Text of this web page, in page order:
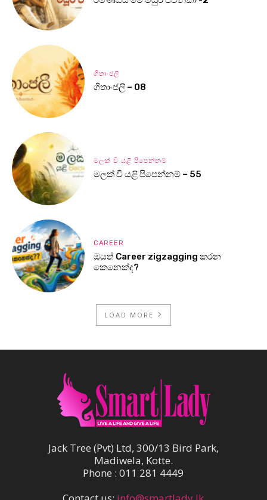
ගීතාංජලී
ගීතාංජලී – 08
මලක් වී යළි පිපෙන්නම්
මලක් වී යළි පිපෙන්නම් – 55
CAREER
ඔයත් Career zigzagging කරන
කෙනෙක්ද?
LOAD MORE
Jack Tree (Pvt) Ltd, 300/13 Bird Park,
Madiwela, Kotte.
Phone : 011 281 4449